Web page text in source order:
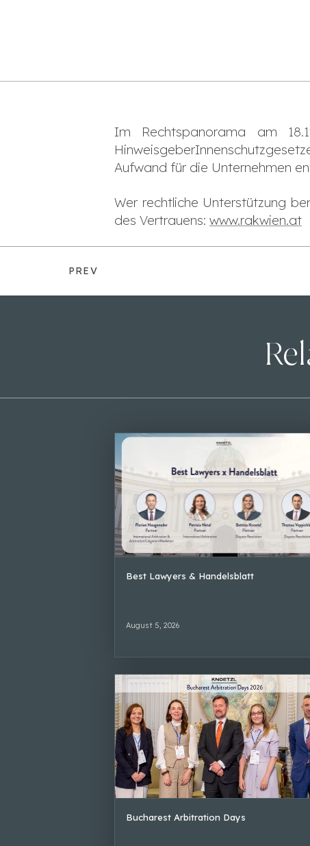
Im Rechtspanorama am
Aufwand für die Unternehmen
Wer rechtliche Unterstützung
des Vertrauens: www.rakwien.at
PREV
Best Lawyers & Handelsblatt
August 5, 2026
Bucharest Arbitration Days